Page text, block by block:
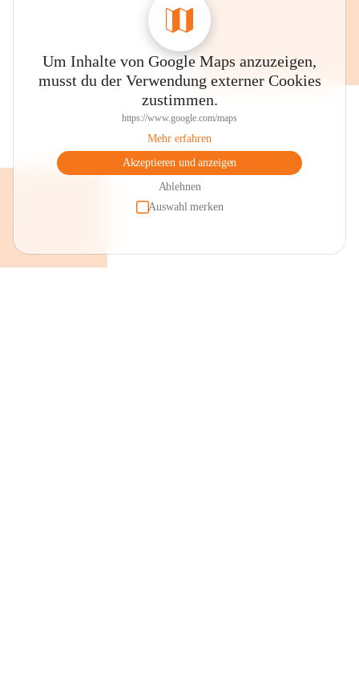
Auszeichnungen und Gütesiegel
Gesunde Volksschule (Styria Vitalis -
Gesundheitsförderung)
Expert + Schule (digitale Bildung)
Begabungs- und Begabtensiegel
Klimabündnisschule
ASKÖ - Bewegungssiegel
Erasmus+ Schule
Um Inhalte von Google Maps anzuzeigen,
musst du der Verwendung externer Cookies
zustimmen.
https://www.google.com/maps
Mehr erfahren
Akzeptieren und anzeigen
Ablehnen
Auswahl merken